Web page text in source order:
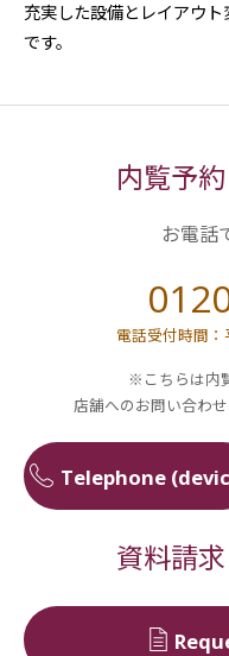
充実した設備とレイアウ
です。
内覧予
お電話
電話受付時間
※こちらは内
店舗へのお問い合わ
Telephone
資料請